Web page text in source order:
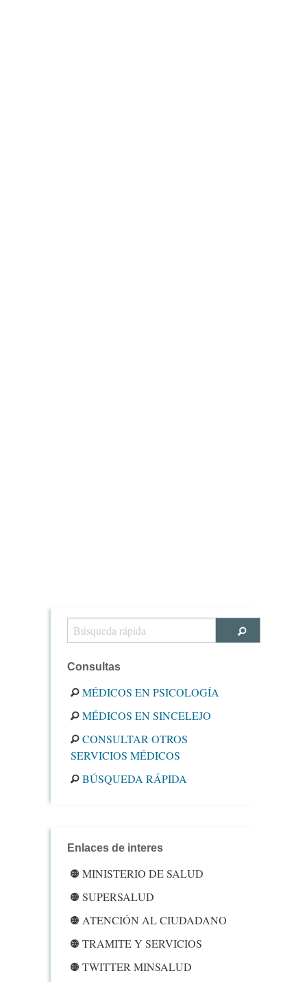
Consultas
MÉDICOS EN PSICOLOGÍA
MÉDICOS EN SINCELEJO
CONSULTAR OTROS
SERVICIOS MÉDICOS
BÚSQUEDA RÁPIDA
Enlaces de interes
MINISTERIO DE SALUD
SUPERSALUD
ATENCIÓN AL CIUDADANO
TRAMITE Y SERVICIOS
TWITTER MINSALUD